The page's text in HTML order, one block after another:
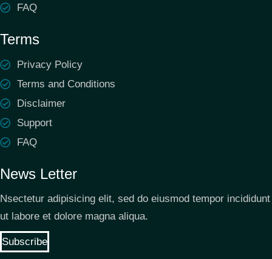
FAQ
Terms
Privacy Policy
Terms and Conditions
Disclaimer
Support
FAQ
News Letter
Nsectetur adipisicing elit, sed do eiusmod tempor incididunt
ut labore et dolore magna aliqua.
Subscribe